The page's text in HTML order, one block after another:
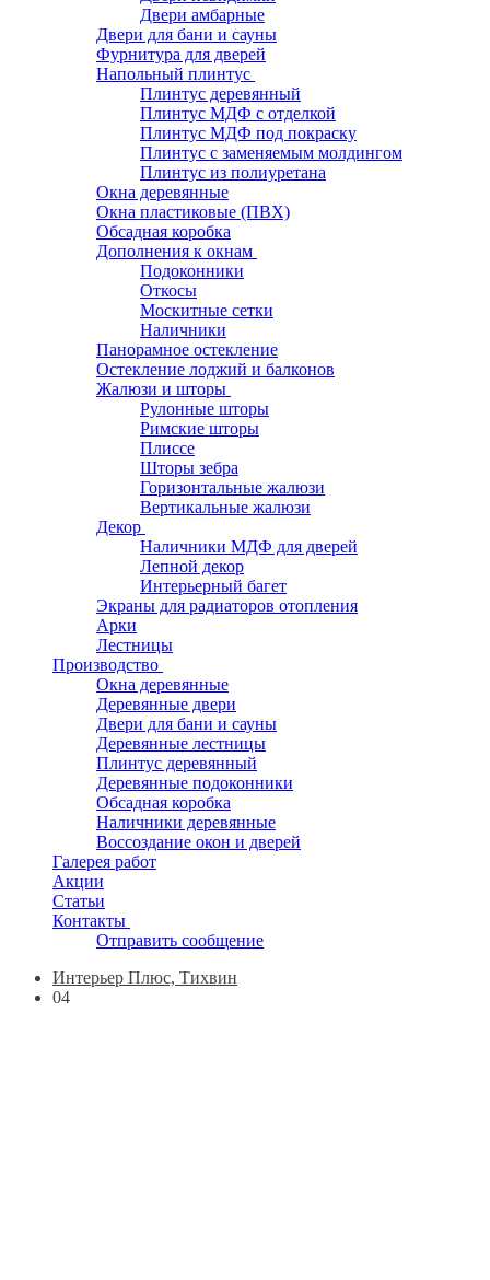
Двери амбарные
Двери для бани и сауны
Фурнитура для дверей
Напольный плинтус
Плинтус деревянный
Плинтус МДФ с отделкой
Плинтус МДФ под покраску
Плинтус с заменяемым молдингом
Плинтус из полиуретана
Окна деревянные
Окна пластиковые (ПВХ)
Обсадная коробка
Дополнения к окнам
Подоконники
Откосы
Москитные сетки
Наличники
Панорамное остекление
Остекление лоджий и балконов
Жалюзи и шторы
Рулонные шторы
Римские шторы
Плиссе
Шторы зебра
Горизонтальные жалюзи
Вертикальные жалюзи
Декор
Наличники МДФ для дверей
Лепной декор
Интерьерный багет
Экраны для радиаторов отопления
Арки
Лестницы
Производство
Окна деревянные
Деревянные двери
Двери для бани и сауны
Деревянные лестницы
Плинтус деревянный
Деревянные подоконники
Обсадная коробка
Наличники деревянные
Воссоздание окон и дверей
Галерея работ
Акции
Статьи
Контакты
Отправить сообщение
Интерьер Плюс, Тихвин
04